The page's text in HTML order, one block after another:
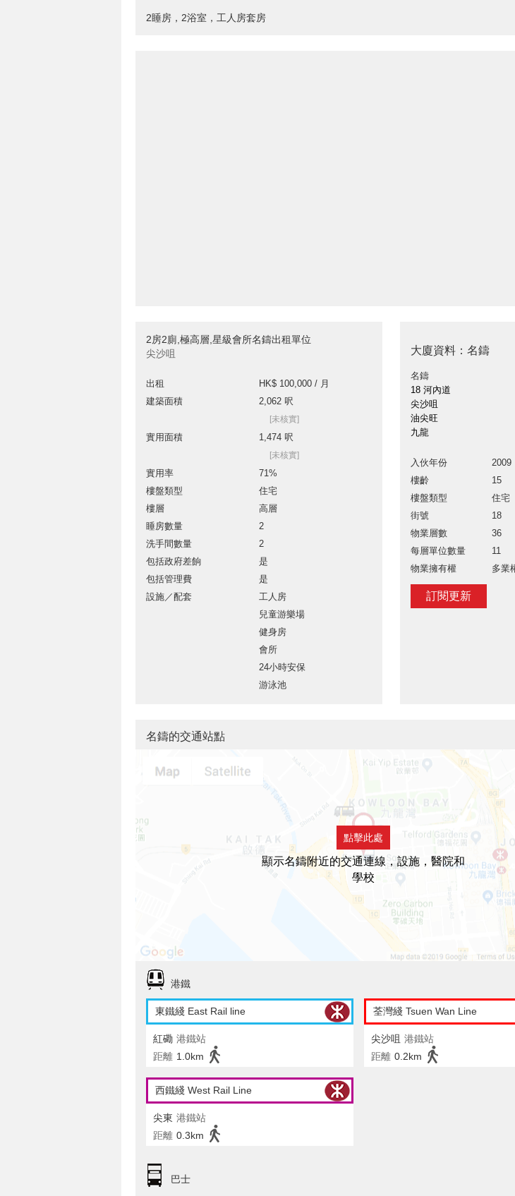
2睡房，2浴室，工人房套房
2房2廁,極高層,星級會所名鑄出租單位
尖沙咀
出租
HK$ 100,000 / 月
建築面積
2,062 呎
[未核實]
實用面積 1,474 呎
[未核實]
實用率
71%
樓盤類型
住宅
樓層
高層
睡房數量
2
洗手間數量
2
包括政府差餉
是
包括管理費
是
設施／配套
工人房
兒童游樂場
健身房
會所
24小時安保
游泳池
大廈資料：名鑄
名鑄
18 河內道
尖沙咀
油尖旺
九龍
入伙年份
2009
樓齡
15
樓盤類型
住宅
街號
18
物業層數
36
每層單位數量
11
物業擁有權
多業
訂閱更新
名鑄的交通站點
點擊此處
顯示名鑄附近的交通連線，設施，醫院和
學校
港鐵
東鐵綫 East Rail line
紅磡 港鐵站
距離 1.0km
荃灣綫 Tsuen Wan Line
尖沙咀 港鐵站
距離 0.2km
西鐵綫 West Rail Line
尖東 港鐵站
距離 0.3km
巴士